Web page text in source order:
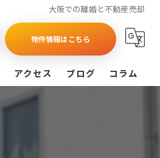
大阪での離婚と不動産売却
物件情報はこちら
アクセス ブログ コラム